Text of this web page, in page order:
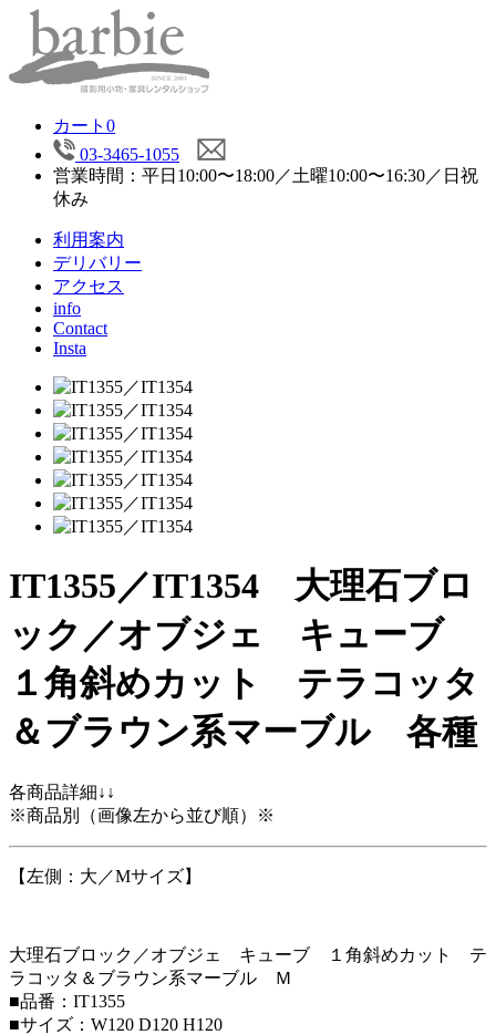
カート 0
03-3465-1055
営業時間：平日10:00〜18:00／土曜10:00〜16:30／日祝
休み
利用案内
デリバリー
アクセス
info
Contact
Insta
IT1355／IT1354 大理石ブロ
ック／オブジェ キューブ
１角斜めカット テラコッタ
＆ブラウン系マーブル 各種
各商品詳細↓↓
※商品別（画像左から並び順）※
【左側：大／Mサイズ】
大理石ブロック／オブジェ キューブ １角斜めカット テ
ラコッタ＆ブラウン系マーブル Ｍ
■品番：IT1355
■サイズ：W120 D120 H120